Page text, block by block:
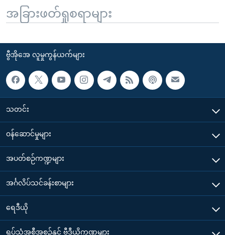
အခြားဖတ်ရှုစရာများ
ဗွီအိုအေ လူမှုကွန်ယက်များ
သတင်း
၀န်ဆောင်မှုများ
အပတ်စဉ်ကဏ္ဍများ
အင်္ဂလိပ်သင်ခန်းစာများ
ရေဒီယို
ရုပ်သံအစီအစဉ်နှင့် ဗွီဒီယိုကဏ္ဍများ